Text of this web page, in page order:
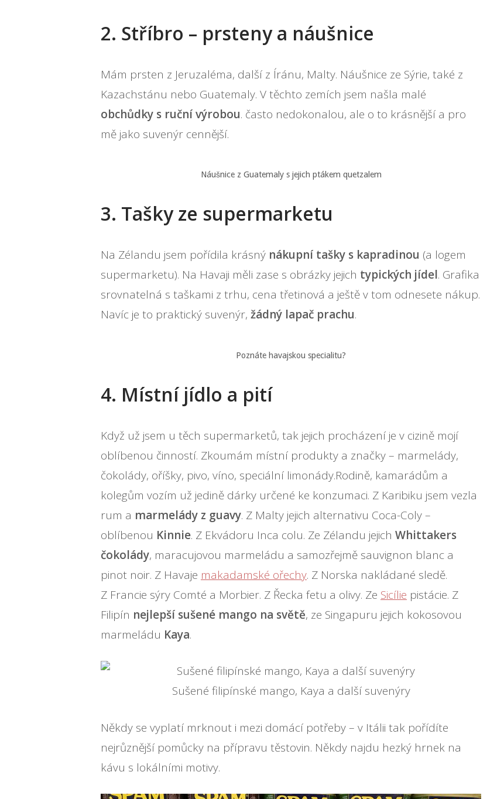
2. Stříbro – prsteny a náušnice
Mám prsten z Jeruzaléma, další z Íránu, Malty. Náušnice ze Sýrie, také z
Kazachstánu nebo Guatemaly. V těchto zemích jsem našla malé
obchůdky s ruční výrobou. často nedokonalou, ale o to krásnější a pro
mě jako suvenýr cennější.
Náušnice z Guatemaly s jejich ptákem quetzalem
3. Tašky ze supermarketu
Na Zélandu jsem pořídila krásný nákupní tašky s kapradinou (a logem
supermarketu). Na Havaji měli zase s obrázky jejich typických jídel. Grafika
srovnatelná s taškami z trhu, cena třetinová a ještě v tom odnesete nákup.
Navíc je to praktický suvenýr, žádný lapač prachu.
Poznáte havajskou specialitu?
4. Místní jídlo a pití
Když už jsem u těch supermarketů, tak jejich procházení je v cizině mojí
oblíbenou činností. Zkoumám místní produkty a značky – marmelády,
čokolády, oříšky, pivo, víno, speciální limonády.Rodině, kamarádům a
kolegům vozím už jedině dárky určené ke konzumaci. Z Karibiku jsem vezla
rum a marmelády z guavy. Z Malty jejich alternativu Coca-Coly –
oblíbenou Kinnie. Z Ekvádoru Inca colu. Ze Zélandu jejich Whittakers
čokolády, maracujovou marmeládu a samozřejmě sauvignon blanc a
pinot noir. Z Havaje makadamské ořechy. Z Norska nakládané sledě.
Z Francie sýry Comté a Morbier. Z Řecka fetu a olivy. Ze Sicílie pistácie. Z
Filipín nejlepší sušené mango na světě, ze Singapuru jejich kokosovou
marmeládu Kaya.
Sušené filipínské mango, Kaya a další suvenýry
Někdy se vyplatí mrknout i mezi domácí potřeby – v Itálii tak pořídíte
nejrůznější pomůcky na přípravu těstovin. Někdy najdu hezký hrnek na
kávu s lokálními motivy.